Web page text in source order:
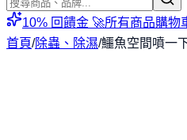
10% 回饋金 🚀所有商品購物
首頁/除蟲、除濕/鱷魚空間噴一